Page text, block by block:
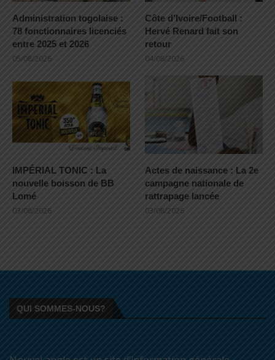
Administration togolaise :
78 fonctionnaires licenciés
entre 2025 et 2026
05/08/2026
Côte d’Ivoire/Football :
Hervé Renard fait son
retour
04/08/2026
IMPÉRIAL TONIC : La
nouvelle boisson de BB
Lomé
03/08/2026
Actes de naissance : La 2e
campagne nationale de
rattrapage lancée
03/08/2026
QUI SOMMES-NOUS?